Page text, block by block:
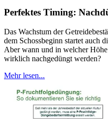
Perfektes Timing:
Das Wachstum der
dem Schossbeginn startet auch
Aber wann und in welcher
wirklich nachgedüngt werden?
Mehr lesen...